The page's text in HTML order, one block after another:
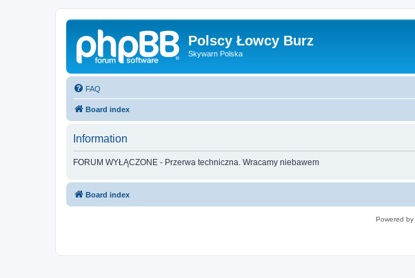
Polscy Łowcy Burz
Skywarn Polska
FAQ
Board index
Information
FORUM WYŁĄCZONE - Przerwa techniczna. Wracamy niebawem
Board index
Powered by